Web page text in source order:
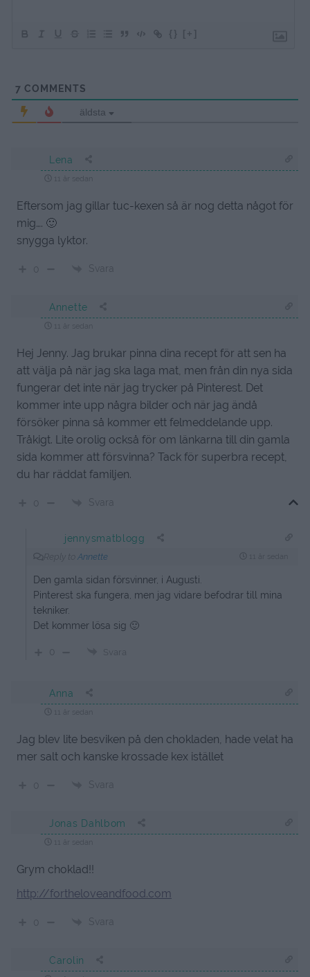
{} [+]
7 COMMENTS
äldsta
Lena
Eftersom jag gillar tuc-kexen så är nog detta något för
mig…. 🙂
snygga lyktor.
Svara
Annette
Hej Jenny. Jag brukar pinna dina recept för att sen ha
att välja på när jag ska laga mat, men från din nya sida
fungerar det inte när jag trycker på Pinterest. Det
kommer inte upp några bilder och när jag ändå
försöker pinna så kommer ett felmeddelande upp.
Tråkigt. Lite orolig också för om länkarna till din gamla
sida kommer att försvinna? Tack för superbra recept,
du har räddat familjen.
Svara
jennysmatblogg
Annette
Den gamla sidan försvinner, i Augusti.
Pinterest ska fungera, men jag vidare befodrar till mina
tekniker.
Det kommer lösa sig 🙂
Svara
Anna
Jag blev lite besviken på den chokladen, hade velat ha
mer salt och kanske krossade kex istället
Svara
Jonas Dahlbom
Grym choklad!!
http://fortheloveandfood.com
Svara
Carolin